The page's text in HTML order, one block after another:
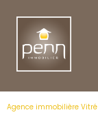
Agence immobilière Vitré